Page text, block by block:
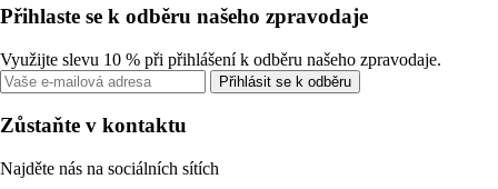
Přihlaste se k odběru našeho zpravodaje
Využijte slevu 10 % při přihlášení k odběru našeho zpravodaje.
Přihlásit se k odběru
Zůstaňte v kontaktu
Najděte nás na sociálních sítích